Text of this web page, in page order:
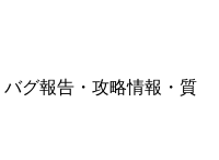
バグ報告・攻略情報・質